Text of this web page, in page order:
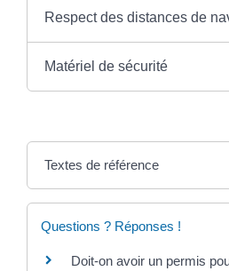
Respect des distances de
Matériel de sécurité
Textes de référence
Questions ? Réponses !
Doit-on avoir un permis